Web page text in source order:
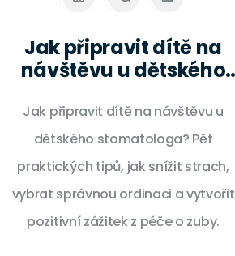
Jak připravit dítě na
návštěvu u dětského
ověřených tipů
Jak připravit dítě na návštěvu u
dětského stomatologa? Pět
praktických tipů, jak snížit strach,
vybrat správnou ordinaci a vytvořit
pozitivní zážitek z péče o zuby.